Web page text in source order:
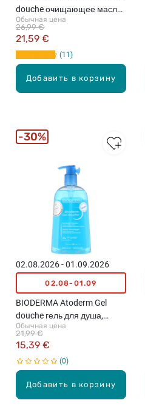
Добавить в корзину
douche очищающее масло
для душа, 1л
Обычная цена
21,59 €
26,99 €
11
Добавить в корзину
02.08.2026 - 01.09.2026
02.08-01.09
BIODERMA Atoderm Gel
douche гель для душа,
500мл
Обычная цена
15,39 €
21,99 €
0
30%